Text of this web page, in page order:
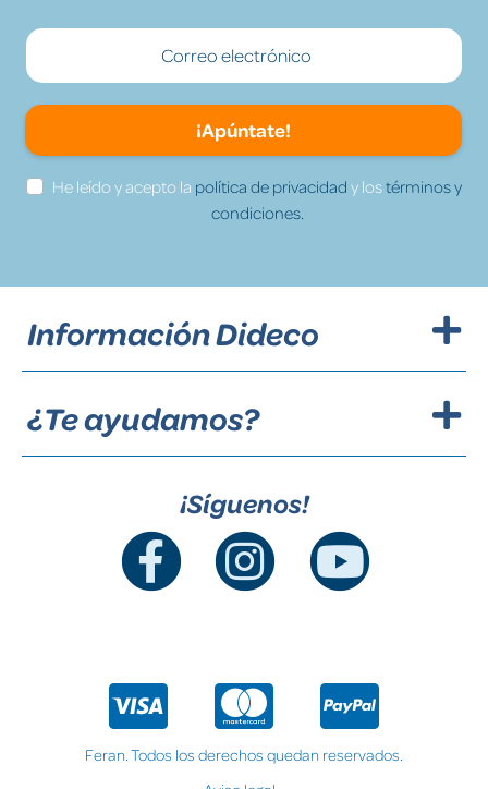
¡Apúntate!
He leído y acepto la política de privacidad y lostérminos y
condiciones.
Información Dideco
¿Te ayudamos?
¡Síguenos!
Feran. Todos los derechos quedan reservados.